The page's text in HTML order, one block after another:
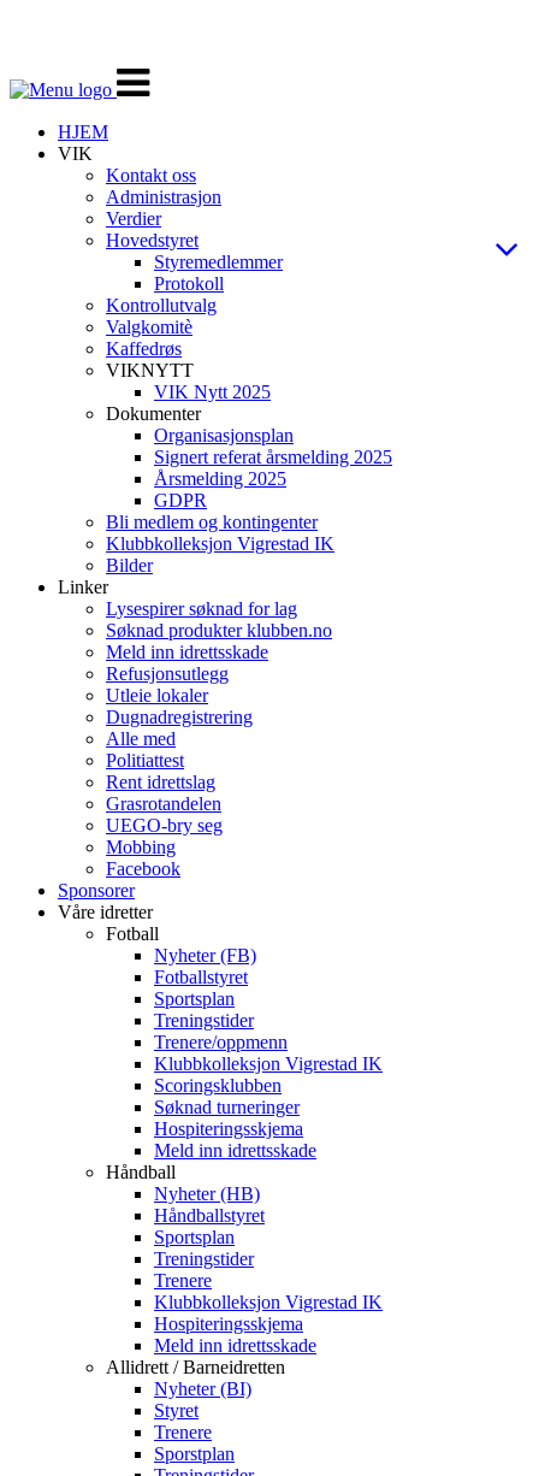
Veksle
navigasjon
HJEM
VIK
Kontakt oss
Administrasjon
Verdier
Hovedstyret
Styremedlemmer
Protokoll
Kontrollutvalg
Valgkomitè
Kaffedrøs
VIKNYTT
VIK Nytt 2025
Dokumenter
Organisasjonsplan
Signert referat årsmelding 2025
Årsmelding 2025
GDPR
Bli medlem og kontingenter
Klubbkolleksjon Vigrestad IK
Bilder
Linker
Lysespirer søknad for lag
Søknad produkter klubben.no
Meld inn idrettsskade
Refusjonsutlegg
Utleie lokaler
Dugnadregistrering
Alle med
Politiattest
Rent idrettslag
Grasrotandelen
UEGO-bry seg
Mobbing
Facebook
Sponsorer
Våre idretter
Fotball
Nyheter (FB)
Fotballstyret
Sportsplan
Treningstider
Trenere/oppmenn
Klubbkolleksjon Vigrestad IK
Scoringsklubben
Søknad turneringer
Hospiteringsskjema
Meld inn idrettsskade
Håndball
Nyheter (HB)
Håndballstyret
Sportsplan
Treningstider
Trenere
Klubbkolleksjon Vigrestad IK
Hospiteringsskjema
Meld inn idrettsskade
Allidrett / Barneidretten
Nyheter (BI)
Styret
Trenere
Sporstplan